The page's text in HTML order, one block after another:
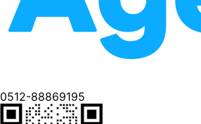
0512-88869195